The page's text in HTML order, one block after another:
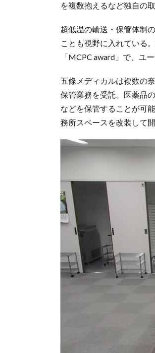
を複数抱えるなど独自の
超低温の輸送・保管体制
ことも視野に入れている
「MCPC award」で、ユ
五條メディカルは複数の
保管業務を受託。医薬品
などを保管することが可
務所スペースを改装して開